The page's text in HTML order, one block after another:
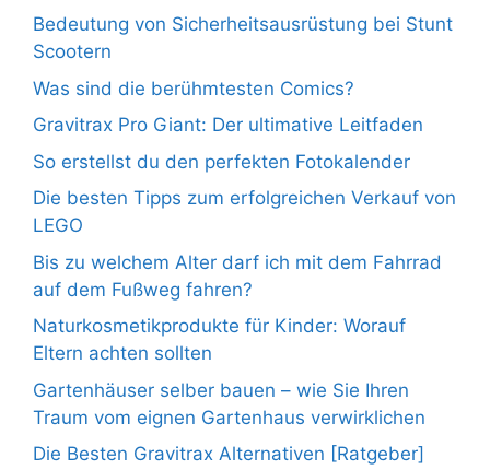
Bedeutung von Sicherheitsausrüstung bei Stunt
Scootern
Was sind die berühmtesten Comics?
Gravitrax Pro Giant: Der ultimative Leitfaden
So erstellst du den perfekten Fotokalender
Die besten Tipps zum erfolgreichen Verkauf von
LEGO
Bis zu welchem Alter darf ich mit dem Fahrrad
auf dem Fußweg fahren?
Naturkosmetikprodukte für Kinder: Worauf
Eltern achten sollten
Gartenhäuser selber bauen – wie Sie Ihren
Traum vom eignen Gartenhaus verwirklichen
Die Besten Gravitrax Alternativen [Ratgeber]